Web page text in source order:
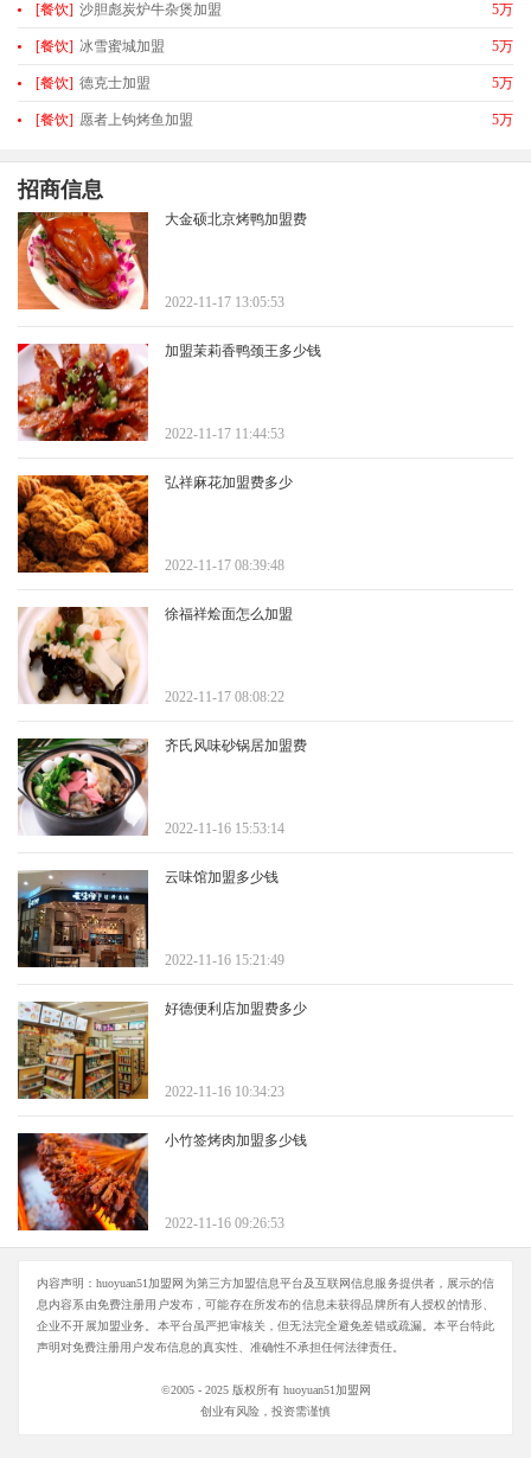
[餐饮] 沙胆彪炭炉牛杂煲加盟 5万
[餐饮] 冰雪蜜城加盟 5万
[餐饮] 德克士加盟 5万
[餐饮] 愿者上钩烤鱼加盟 5万
招商信息
大金硕北京烤鸭加盟费
2022-11-17 13:05:53
加盟茉莉香鸭颈王多少钱
2022-11-17 11:44:53
弘祥麻花加盟费多少
2022-11-17 08:39:48
徐福祥烩面怎么加盟
2022-11-17 08:08:22
齐氏风味砂锅居加盟费
2022-11-16 15:53:14
云味馆加盟多少钱
2022-11-16 15:21:49
好德便利店加盟费多少
2022-11-16 10:34:23
小竹签烤肉加盟多少钱
2022-11-16 09:26:53
内容声明：huoyuan51加盟网为第三方加盟信息平台及互联网信息服务提供者，展示的信
息内容系由免费注册用户发布，可能存在所发布的信息未获得品牌所有人授权的情形、
企业不开展加盟业务。本平台虽严把审核关，但无法完全避免差错或疏漏。本平台特此
声明对免费注册用户发布信息的真实性、准确性不承担任何法律责任。
©2005 - 2025 版权所有 huoyuan51加盟网
创业有风险，投资需谨慎